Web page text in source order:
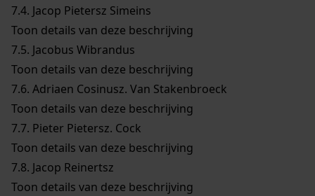
7.4. Jacop Pietersz Simeins
Toon details van deze beschrijving
7.5. Jacobus Wibrandus
Toon details van deze beschrijving
7.6. Adriaen Cosinusz. Van Stakenbroeck
Toon details van deze beschrijving
7.7. Pieter Pietersz. Cock
Toon details van deze beschrijving
7.8. Jacop Reinertsz
Toon details van deze beschrijving